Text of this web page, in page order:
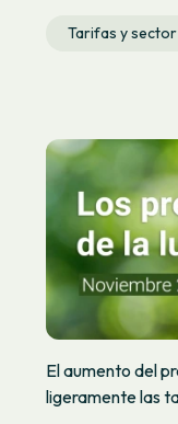
Tarifas y
El aumento del
ligeramente las